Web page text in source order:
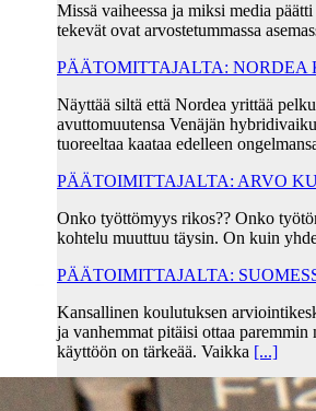
Missä vaiheessa ja miksi media
tekevät ovat arvostetummassa
PÄÄTOMITTAJALTA:
Näyttää siltä että Nordea yrittää
avuttomuutensa Venäjän
tuoreeltaa kaataa edelleen
PÄÄTOIMITTAJALTA: ARVO
Onko työttömyys rikos?? Onko
kohtelu muuttuu täysin. On kuin
PÄÄTOIMITTAJALTA:
Kansallinen koulutuksen
ja vanhemmat pitäisi ottaa
käyttöön on tärkeää. Vaikka [...]